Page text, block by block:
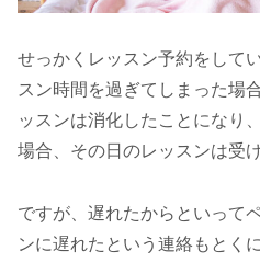
せっかくレッスン予約をして
スン時間を過ぎてしまった場
ッスンは消化したことになり
場合、その日のレッスンは受
ですが、遅れたからといって
ンに遅れたという連絡もとく